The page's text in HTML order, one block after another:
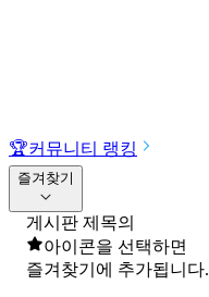
🏆커뮤니티 랭킹
즐겨찾기
게시판 제목의
아이콘을 선택하면
즐겨찾기에 추가됩니다.